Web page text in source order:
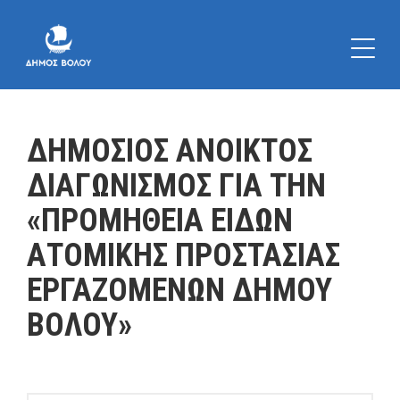
ΔΗΜΟΣΙΟΣ ΑΝΟΙΚΤΟΣ
ΔΙΑΓΩΝΙΣΜΟΣ ΓΙΑ ΤΗΝ
«ΠΡΟΜΗΘΕΙΑ ΕΙΔΩΝ
ΑΤΟΜΙΚΗΣ ΠΡΟΣΤΑΣΙΑΣ
ΕΡΓΑΖΟΜΕΝΩΝ ΔΗΜΟΥ
ΒΟΛΟΥ»